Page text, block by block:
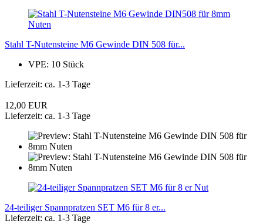
Stahl T-Nutensteine M6 Gewinde DIN 508 für...
VPE: 10 Stück
Lieferzeit: ca. 1-3 Tage
12,00 EUR
Lieferzeit: ca. 1-3 Tage
24-teiliger Spannpratzen SET M6 für 8 er...
Lieferzeit: ca. 1-3 Tage